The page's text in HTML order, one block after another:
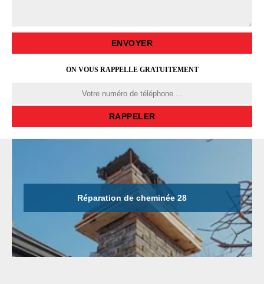
ON VOUS RAPPELLE GRATUITEMENT
Réparation de cheminée 28